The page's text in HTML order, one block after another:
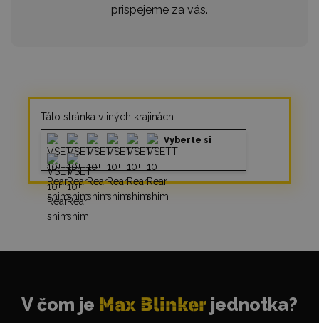
prispejeme za vás.
Táto stránka v iných krajinách:
Vyberte si
V čom je Max Blinker jednotka?